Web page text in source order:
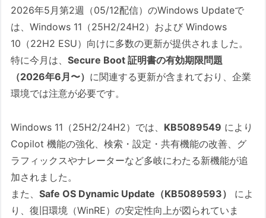
（2026/05/13版）
1.1. 必須処置
（重要）システム領域（EFI / 回復パ
ーティション）の空き容量を確認す
る
明示的にシステムの復元ポイントを
BitLocker回復キーの再確認と複数箇
所への保存
1.2. 推奨処置
システム全体の完全なバックアップ
重要なデータの外部ドライブへのバ
2026年5月第2週（05/12配信）のWindows Updateで
は、Windows 11（25H2/24H2）および Windows
10（22H2 ESU）向けに多数の更新が提供されました。
特に今月は、Secure Boot 証明書の有効期限問題
（2026年6月〜） に関連する更新が含まれており、企業
環境では注意が必要です。
Windows 11（25H2/24H2）では、 KB5089549 により
Copilot 機能の強化、検索・設定・共有機能の改善、グ
ラフィックスやナレーターなど多岐にわたる新機能が追
加されました。
また、Safe OS Dynamic Update（KB5089593）
によ
り、復旧環境（WinRE）の安定性向上が図られていま